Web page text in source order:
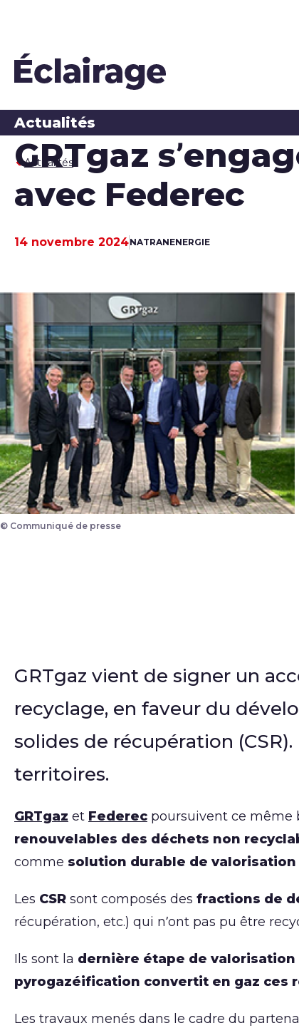
Actualités
Actualités
GRTgaz
avec Federec
Date de publication
14 novembre 2024NATRANENERGIE
© Communiqué de presse
GRTgaz vient de signer un
recyclage, en faveur du
solides de récupération
territoires.
GRTgaz et Federec poursuivent ce même
renouvelables des déchets non
comme solution durable de valorisation
Les CSR sont composés des fractions de
récupération, etc.) qui n’ont pas pu être
Ils sont la dernière étape de valorisation
pyrogazéification convertit en gaz ces
Les travaux menés dans le cadre du